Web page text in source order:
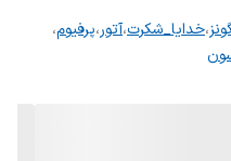
،خدایا_شکرت،آتور،پرفیوم،